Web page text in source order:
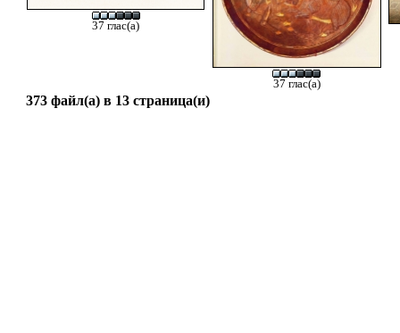
37 глас(а)
37 глас(а)
373 файл(а) в 13 страница(и)